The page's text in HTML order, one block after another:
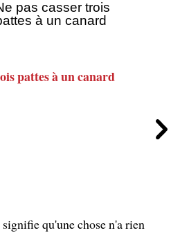
pas casser trois
à un canard
pattesà un canard
signifie qu'une chose n'a rien